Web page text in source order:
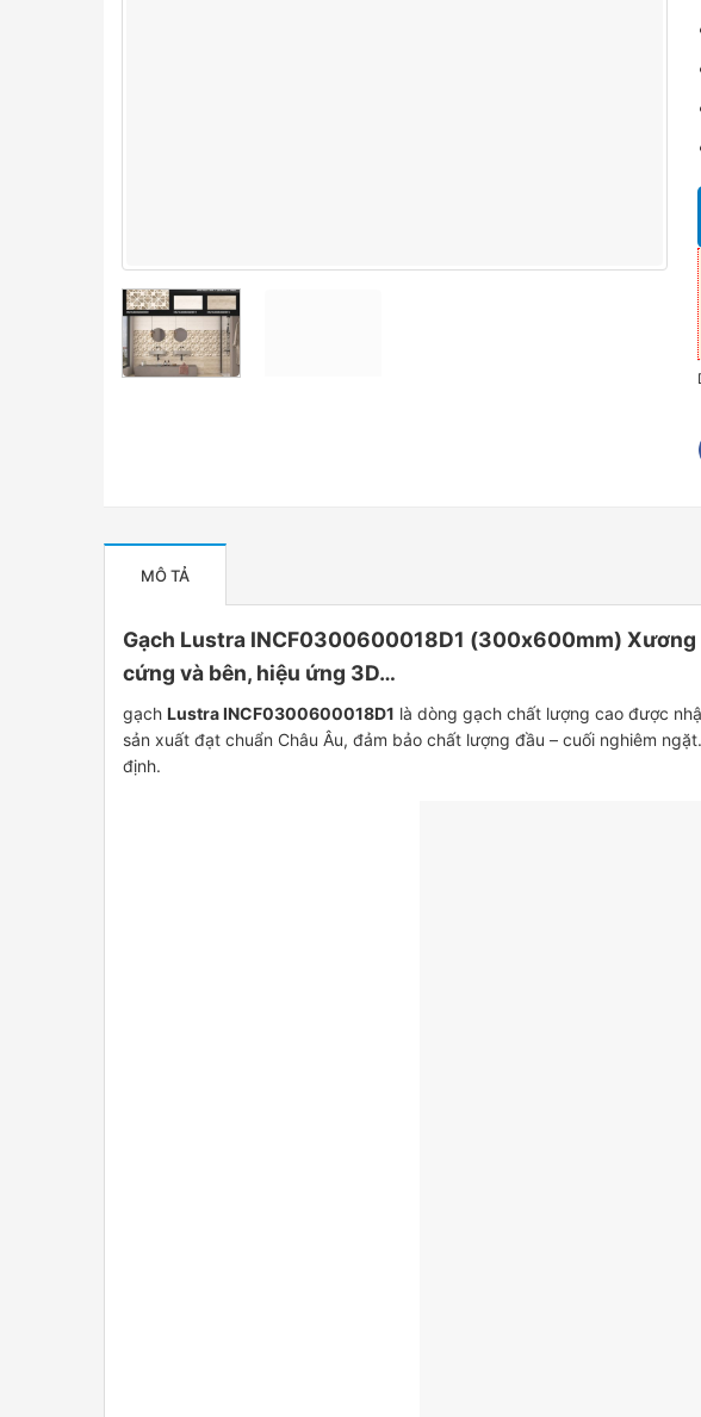
MÔ TẢ
Gạch Lustra INCF0300600018D1 (300x600mm)
cứng và bên, hiệu ứng 3D…
gạch Lustra INCF0300600018D1 là dòng gạch chất lượng cao được
sản xuất đạt chuẩn Châu Âu, đảm bảo chất lượng đầu – cuối nghiêm
định.